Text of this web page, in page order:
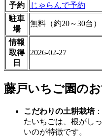
予約
じゃらんで予約
駐車
場
無料（約20～30台）
情報
取得
日
2026-02-27
藤戸いちご園の
こだわりの土耕栽培
たいちごは、根がし
いのが特徴です。